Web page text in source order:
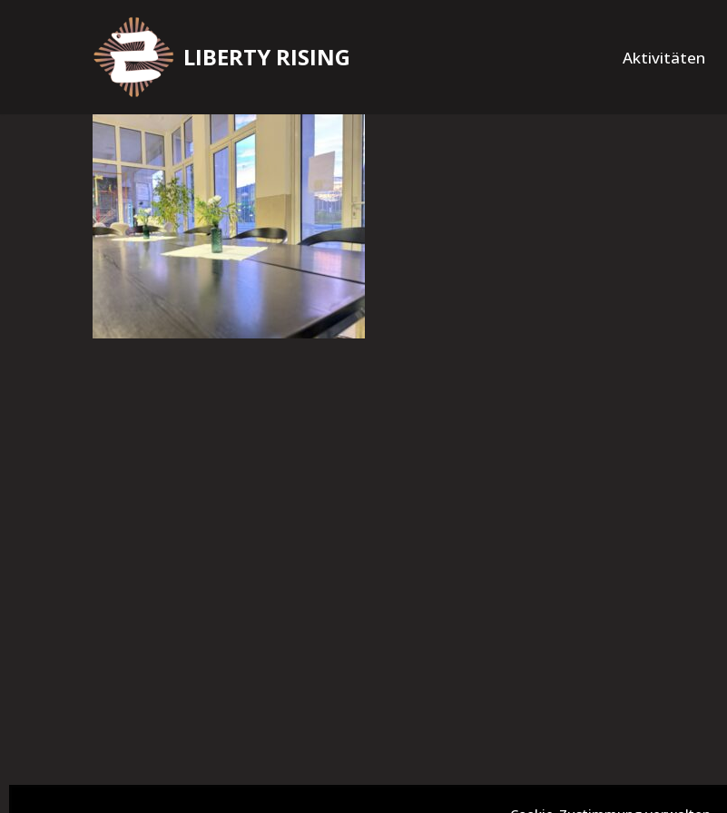
LIBERTY RISING Aktivitäten